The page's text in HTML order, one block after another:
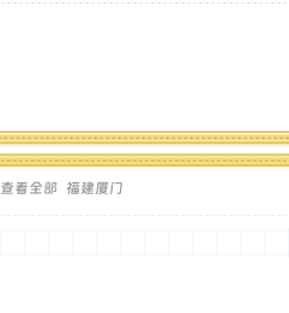
查看全部 福建厦门